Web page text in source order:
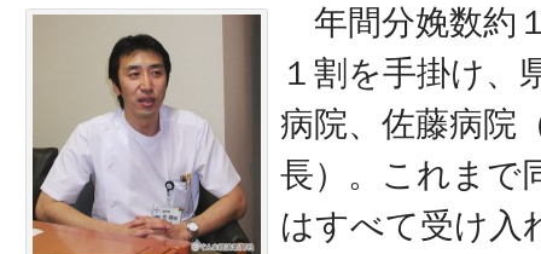
年間分娩数約
１割を手掛け、
病院、佐藤病院
長）。これまで
はすべて受け入